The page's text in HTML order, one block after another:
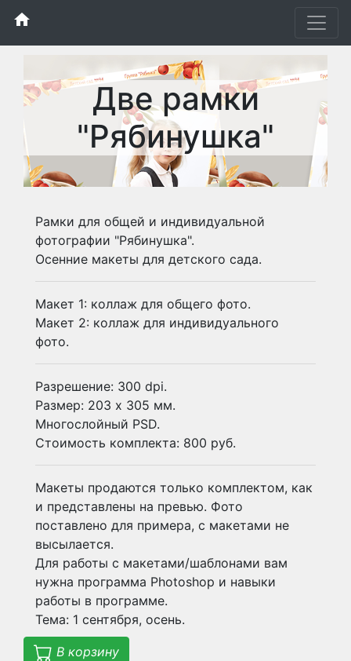
home
Две рамки
"Рябинушка"
Рамки для общей и индивидуальной
фотографии "Рябинушка".
Осенние макеты для детского сада.
Макет 1: коллаж для общего фото.
Макет 2: коллаж для индивидуального
фото.
Разрешение: 300 dpi.
Размер: 203 х 305 мм.
Многослойный PSD.
Стоимость комплекта: 800 руб.
Макеты продаются только комплектом, как
и представлены на превью. Фото
поставлено для примера, с макетами не
высылается.
Для работы с макетами/шаблонами вам
нужна программа Photoshop и навыки
работы в программе.
Тема: 1 сентября, осень.
В корзину